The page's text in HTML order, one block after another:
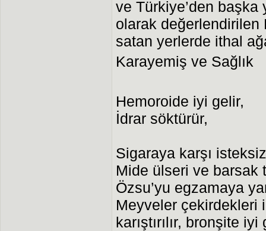
ve Türkiye’den
olarak
satan yerlerde ithal
Karayemiş ve Sağlık
Hemoroide iyi gelir,
İdrar söktürür,
Sigaraya karşı
Mide ülseri ve barsak
Özsu’yu egzamaya
Meyveler çekirdekleri
karıştırılır, bronşite iyi